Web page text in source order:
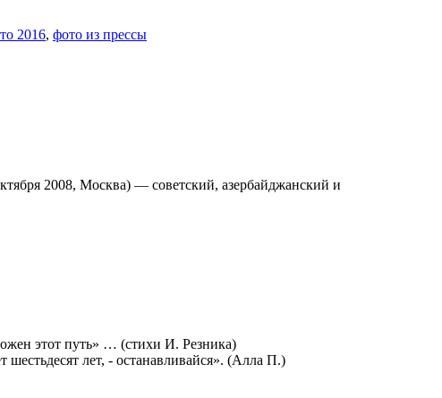
2016, фото из прессы
2008, Москва) — советский, азербайджанский и
этот путь» … (стихи И. Резника)
лет, - останавливайся». (Алла П.)